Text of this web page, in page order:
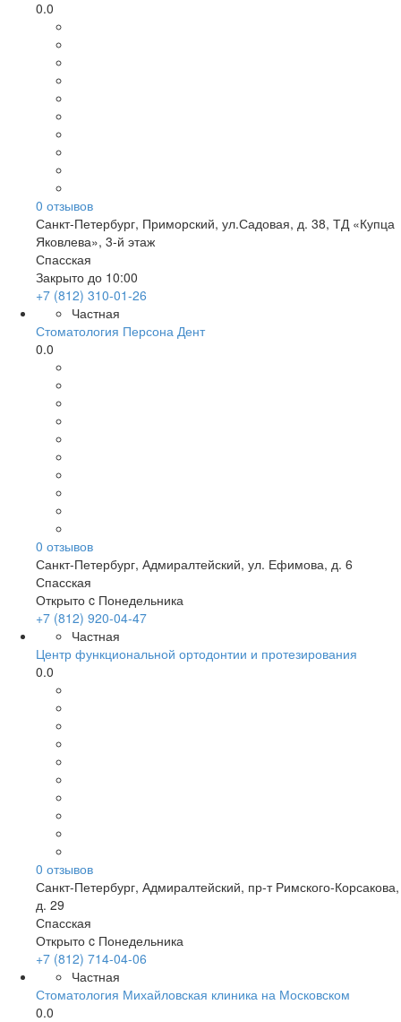
0.0
0 отзывов
Санкт-Петербург, Приморский, ул.Садовая, д. 38, ТД «Купца
Яковлева», 3-й этаж
Спасская
Закрыто до 10:00
+7 (812) 310-01-26
Частная
Стоматология Персона Дент
0.0
0 отзывов
Санкт-Петербург, Адмиралтейский, ул. Ефимова, д. 6
Спасская
Открыто c Понедельника
+7 (812) 920-04-47
Частная
Центр функциональной ортодонтии и протезирования
0.0
0 отзывов
Санкт-Петербург, Адмиралтейский, пр-т Римского-Корсакова,
д. 29
Спасская
Открыто c Понедельника
+7 (812) 714-04-06
Частная
Стоматология Михайловская клиника на Московском
0.0